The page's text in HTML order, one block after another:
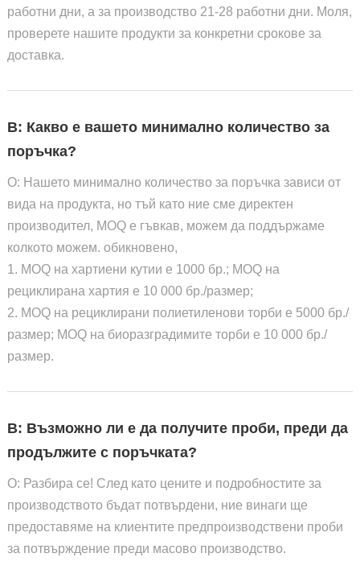
работни дни, а за производство 21-28 работни дни. Моля,
проверете нашите продукти за конкретни срокове за
доставка.
В: Какво е вашето минимално количество за
поръчка?
О: Нашето минимално количество за поръчка зависи от
вида на продукта, но тъй като ние сме директен
производител, MOQ е гъвкав, можем да поддържаме
колкото можем. обикновено,
1. MOQ на хартиени кутии е 1000 бр.; MOQ на
рециклирана хартия е 10 000 бр./размер;
2. MOQ на рециклирани полиетиленови торби е 5000 бр./
размер; MOQ на биоразградимите торби е 10 000 бр./
размер.
В: Възможно ли е да получите проби, преди да
продължите с поръчката?
О: Разбира се! След като цените и подробностите за
производството бъдат потвърдени, ние винаги ще
предоставяме на клиентите предпроизводствени проби
за потвърждение преди масово производство.